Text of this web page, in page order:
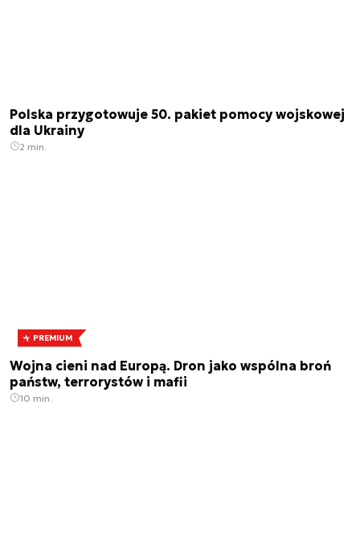
Polska przygotowuje 50. pakiet pomocy wojskowej
dla Ukrainy
2 min.
PREMIUM
Wojna cieni nad Europą. Dron jako wspólna broń
państw, terrorystów i mafii
10 min.